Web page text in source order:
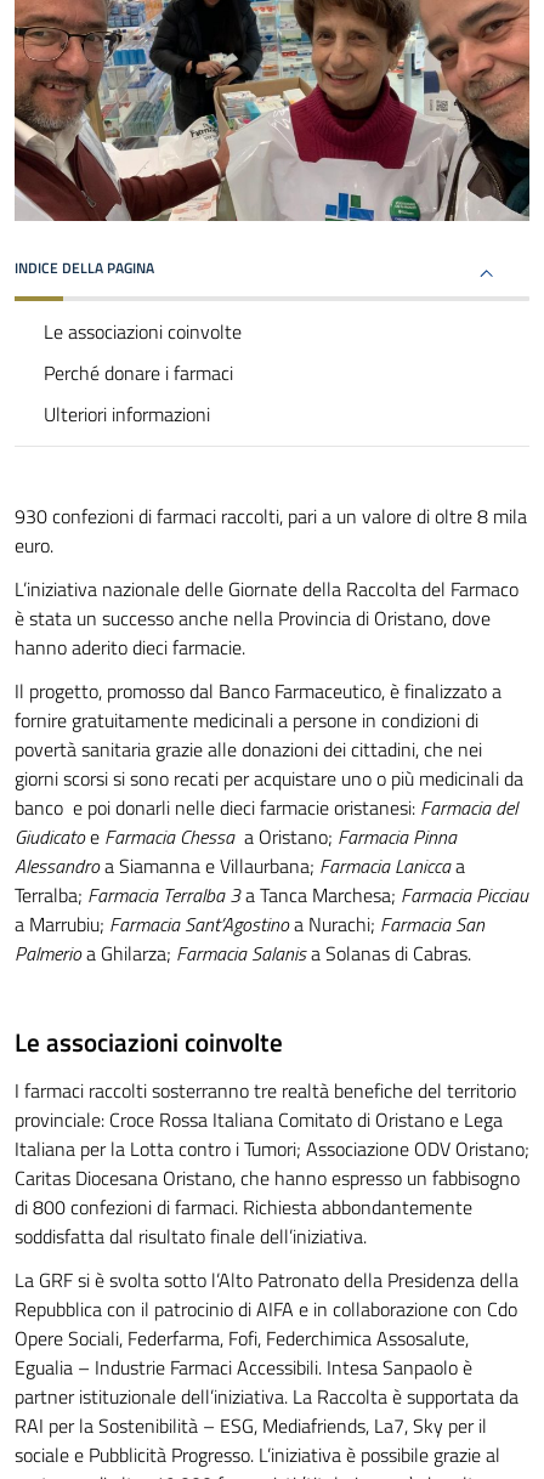
INDICE DELLA PAGINA
Le associazioni coinvolte
Perché donare i farmaci
Ulteriori informazioni
930 confezioni di farmaci raccolti, pari a un valore di oltre 8 mila
euro.
L’iniziativa nazionale delle Giornate della Raccolta del Farmaco
è stata un successo anche nella Provincia di Oristano, dove
hanno aderito dieci farmacie.
Il progetto, promosso dal Banco Farmaceutico, è finalizzato a
fornire gratuitamente medicinali a persone in condizioni di
povertà sanitaria grazie alle donazioni dei cittadini, che nei
giorni scorsi si sono recati per acquistare uno o più medicinali da
banco e poi donarli nelle dieci farmacie oristanesi: Farmacia del
Giudicatoe Farmacia Chessaa Oristano; Farmacia Pinna
Alessandroa Siamanna e Villaurbana; Farmacia Laniccaa
Terralba; Farmacia Terralba 3a Tanca Marchesa; Farmacia Picciau
a Marrubiu; Farmacia Sant’Agostinoa Nurachi; Farmacia San
Palmerioa Ghilarza; Farmacia Salanisa Solanas di Cabras.
Le associazioni coinvolte
I farmaci raccolti sosterranno tre realtà benefiche del territorio
provinciale: Croce Rossa Italiana Comitato di Oristano e Lega
Italiana per la Lotta contro i Tumori; Associazione ODV Oristano;
Caritas Diocesana Oristano, che hanno espresso un fabbisogno
di 800 confezioni di farmaci. Richiesta abbondantemente
soddisfatta dal risultato finale dell’iniziativa.
La GRF si è svolta sotto l’Alto Patronato della Presidenza della
Repubblica con il patrocinio di AIFA e in collaborazione con Cdo
Opere Sociali, Federfarma, Fofi, Federchimica Assosalute,
Egualia – Industrie Farmaci Accessibili. Intesa Sanpaolo è
partner istituzionale dell’iniziativa. La Raccolta è supportata da
RAI per la Sostenibilità – ESG, Mediafriends, La7, Sky per il
sociale e Pubblicità Progresso. L’iniziativa è possibile grazie al